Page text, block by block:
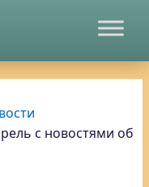
с новостями об